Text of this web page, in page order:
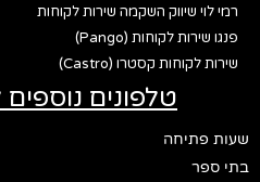
רמי לוי שיווק השקמה שירות לקוחות
פנגו שירות לקוחות (Pango)
שירות לקוחות קסטרו (Castro)
טלפונים נוספים
שעות פתיחה
בתי ספר